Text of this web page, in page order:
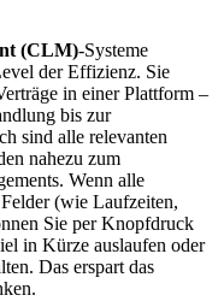
(CLM)-Systeme
der Effizienz. Sie
in einer Plattform –
bis zur
sind alle relevanten
nahezu zum
Wenn alle
(wie Laufzeiten,
Sie per Knopfdruck
in Kürze auslaufen oder
Das erspart das